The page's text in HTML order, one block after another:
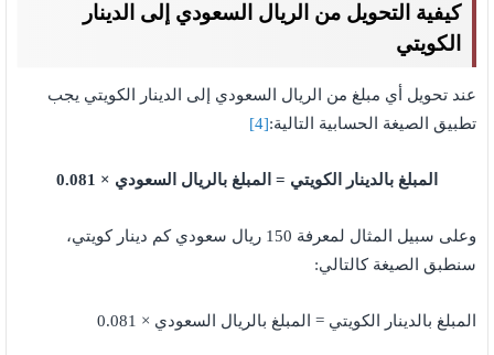
كيفية التحويل من الريال السعودي إلى الدينار
الكويتي
عند تحويل أي مبلغ من الريال السعودي إلى الدينار الكويتي يجب
تطبيق الصيغة الحسابية التالية:[4]
المبلغ بالدينار الكويتي = المبلغ بالريال السعودي × 0.081
وعلى سبيل المثال لمعرفة 150 ريال سعودي كم دينار كويتي،
سنطبق الصيغة كالتالي:
المبلغ بالدينار الكويتي = المبلغ بالريال السعودي × 0.081